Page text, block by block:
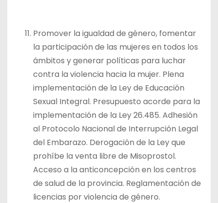
Promover la igualdad de género, fomentar
la participación de las mujeres en todos los
ámbitos y generar políticas para luchar
contra la violencia hacia la mujer. Plena
implementación de la Ley de Educación
Sexual Integral. Presupuesto acorde para la
implementación de la Ley 26.485. Adhesión
al Protocolo Nacional de Interrupción Legal
del Embarazo. Derogación de la Ley que
prohíbe la venta libre de Misoprostol.
Acceso a la anticoncepción en los centros
de salud de la provincia. Reglamentación de
licencias por violencia de género.